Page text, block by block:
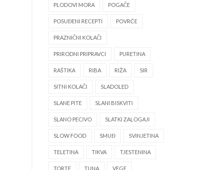
PLODOVI MORA POGAČE
POSUĐENI RECEPTI POVRĆE
PRAZNIČNI KOLAČI
PRIRODNI PRIPRAVCI PURETINA
RAŠTIKA RIBA RIŽA SIR
SITNI KOLAČI SLADOLED
SLANE PITE SLANI BISKVITI
SLANO PECIVO SLATKI ZALOGAJI
SLOW FOOD SMUĐ SVINJETINA
TELETINA TIKVA TJESTENINA
TORTE TUNA VEGE